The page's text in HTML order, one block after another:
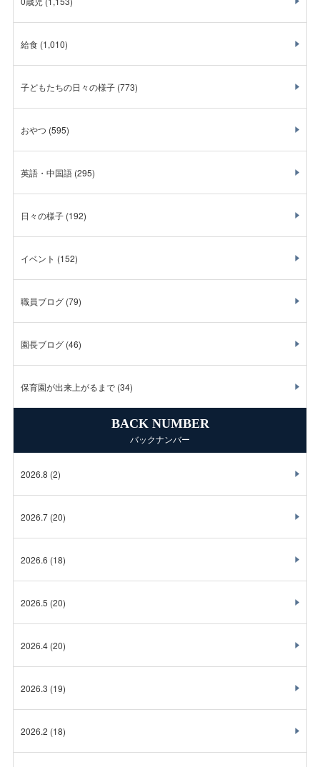
給食(1,010)
子どもたちの日々の様子(773)
おやつ (595)
英語・中国語(295)
日々の様子(192)
イベント (152)
職員ブログ(79)
園長ブログ(46)
保育園が出来上がるまで(34)
BACK NUMBER
バックナンバー
2026.8 (2)
2026.7(20)
2026.6 (18)
2026.5 (20)
2026.4(20)
2026.3 (19)
2026.2 (18)